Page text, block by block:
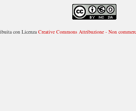
con LicenzaCreative Commons Attribuzione - Non